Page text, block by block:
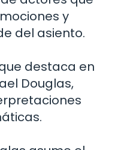
y
del asiento.
destaca en
Douglas,